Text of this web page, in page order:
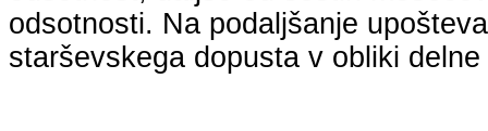
odsotnosti. Na podaljšanje
starševskega dopusta v obliki